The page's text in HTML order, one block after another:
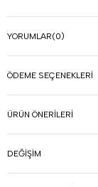
YORUMLAR(0)
ÖDEME SEÇENEKLERI
ÜRÜN ÖNERILERI
DEĞIŞIM